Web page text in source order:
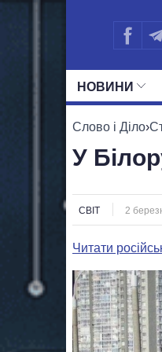
НОВИНИ
Слово і Діло›
У
СВІТ 2
Читати